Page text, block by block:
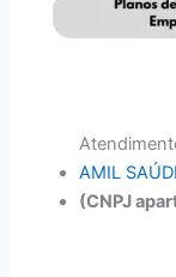
AMIL
(CNPJ